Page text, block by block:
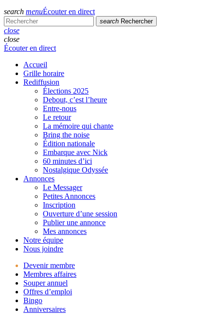
search menuÉcouter en direct
search Rechercher
close
close
Écouter en direct
Accueil
Grille horaire
Rediffusion
Élections 2025
Debout, c’est l’heure
Entre-nous
Le retour
La mémoire qui chante
Bring the noise
Édition nationale
Embarque avec Nick
60 minutes d’ici
Nostalgique Odyssée
Annonces
Le Messager
Petites Annonces
Inscription
Ouverture d’une session
Publier une annonce
Mes annonces
Notre équipe
Nous joindre
Devenir membre
Membres affaires
Souper annuel
Offres d’emploi
Bingo
Anniversaires